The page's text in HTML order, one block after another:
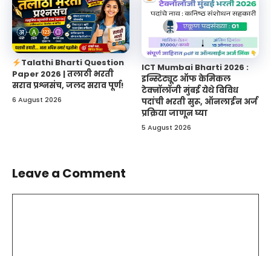
Talathi Bharti Question
Paper 2026 | तलाठी भरती
सराव प्रश्नसंच, जलद सराव पूर्ण!
6 August 2026
ICT Mumbai Bharti 2026 :
इन्स्टिट्यूट ऑफ केमिकल
टेक्नॉलॉजी मुंबई येथे विविध
पदांची भरती सुरू, ऑनलाईन अर्ज
प्रक्रिया जाणून घ्या
5 August 2026
Leave a Comment